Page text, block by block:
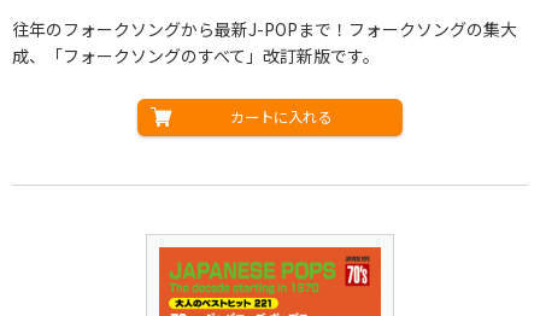
往年のフォークソングから最新J-POPまで！フォークソングの集大
成、「フォークソングのすべて」改訂新版です。
カートに入れる